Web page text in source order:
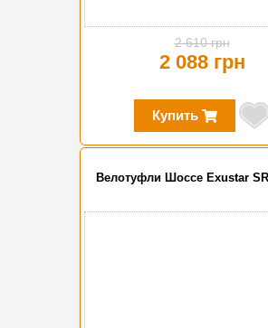
2 610 грн
2 088 грн
Купить
Велотуфли Шоссе Exustar